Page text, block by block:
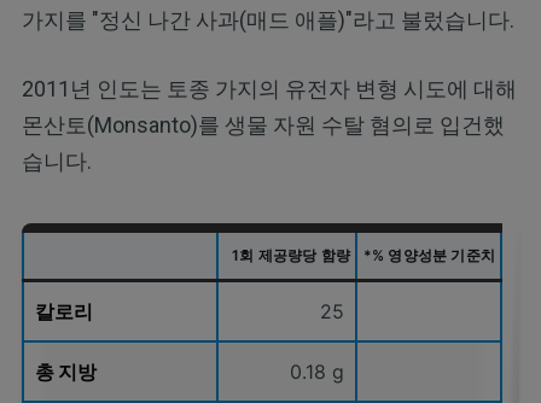
가지를 "정신 나간 사과(매드 애플)"라고 불렀습니다.
2011년 인도는 토종 가지의 유전자 변형 시도에 대해
몬산토(Monsanto)를 생물 자원 수탈 혐의로 입건했
습니다.
1회 제공량당 함량 *% 영양성분 기준치
칼로리 25
총 지방 0.18 g